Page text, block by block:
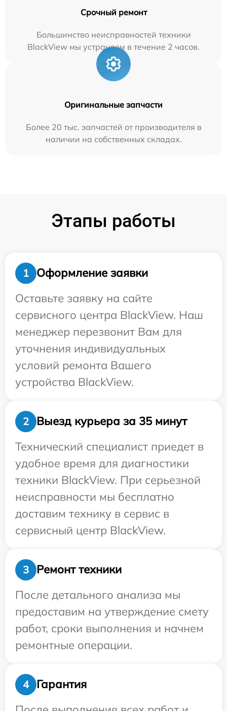
Срочный ремонт
Большинство неисправностей техники
BlackView мы устраняем в течение 2 часов.
Оригинальные запчасти
Более 20 тыс. запчастей от производителя в
наличии на собственных складах.
Этапы работы
1
Оформление заявки
Оставьте заявку на сайте
сервисного центра BlackView. Наш
менеджер перезвонит Вам для
уточнения индивидуальных
условий ремонта Вашего
устройства BlackView.
2
Выезд курьера за 35 минут
Технический специалист приедет в
удобное время для диагностики
техники BlackView. При серьезной
неисправности мы бесплатно
доставим технику в сервис в
сервисный центр BlackView.
3
Ремонт техники
После детального анализа мы
предоставим на утверждение смету
работ, сроки выполнения и начнем
ремонтные операции.
4
Гарантия